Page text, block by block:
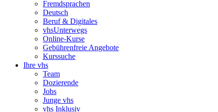
Fremdsprachen
Deutsch
Beruf & Digitales
vhsUnterwegs
Online-Kurse
Gebührenfreie Angebote
Kurssuche
Ihre vhs
Team
Dozierende
Jobs
Junge vhs
vhs Inklusiv